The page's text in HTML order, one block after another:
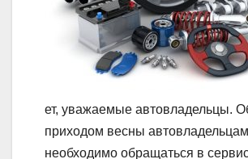
ет, уважаемые автовладельцы.
приходом весны автовладельцам
необходимо обращаться в